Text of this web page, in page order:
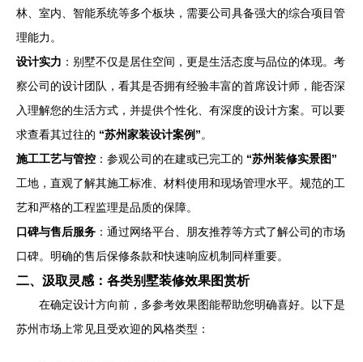
林、室内、智能系统等多个板块，需要公司具备强大的综合项目管
理能力。
设计实力 ：别墅不仅是居住空间，更是生活态度与品位的体现。考
察公司的设计团队，看其是否拥有经验丰富的首席设计师，能否深
入理解您的生活方式，并提供个性化、有深度的设计方案。可以要
求查看其过往的 “苏州家装设计案例”。
施工工艺与管控 ：参观公司的在建或已完工的 “苏州装修实景图”
工地，直观了解其施工标准、材料使用和现场管理水平。规范的工
艺和严格的工程监理是品质的保障。
口碑与售后服务 ：通过网络平台、朋友推荐等方式了解公司的市场
口碑。明确的售后保修条款和快速响应机制同样重要。
二、汲取灵感：各类别墅装修效果图赏析
在确定设计方向前，多参考效果图能帮助您明确喜好。以下是
苏州市场上常见且受欢迎的风格类型：